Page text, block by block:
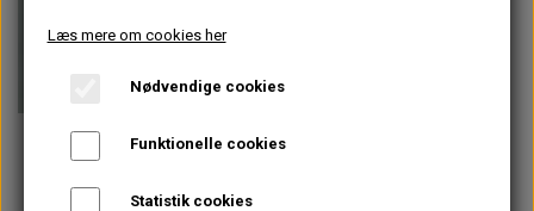
VANDPOLERINGPå lager
Portet
Topstykke
46,40 kr.
Læs mere om cookies her
Nødvendige cookies
Funktionelle cookies
Statistik cookies